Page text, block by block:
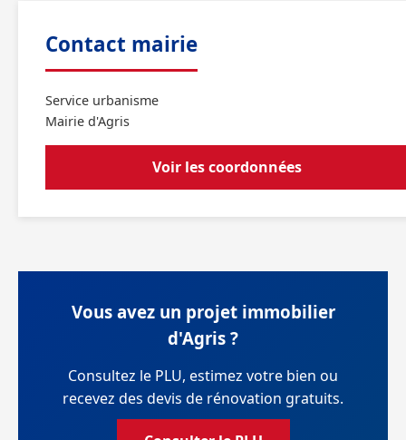
Contact mairie
Service urbanisme
Mairie d'Agris
Voir les coordonnées
Vous avez un projet immobilier
d'Agris ?
Consultez le PLU, estimez votre bien ou
recevez des devis de rénovation gratuits.